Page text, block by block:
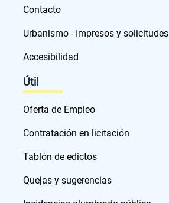
Contacto
Urbanismo - Impresos y solicitudes
Accesibilidad
Útil
Oferta de Empleo
Contratación en licitación
Tablón de edictos
Quejas y sugerencias